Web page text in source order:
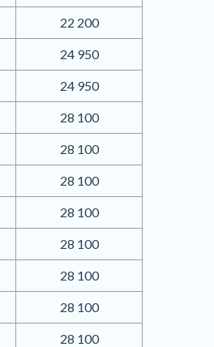
22 200
24 950
24 950
28 100
28 100
28 100
28 100
28 100
28 100
28 100
28 100